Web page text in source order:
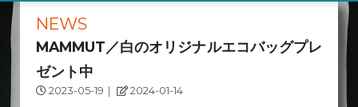
NEWS
MAMMUT／白のオリジナルエコバッグプレ
ゼント中
2023-05-19 ｜ 2024-01-14